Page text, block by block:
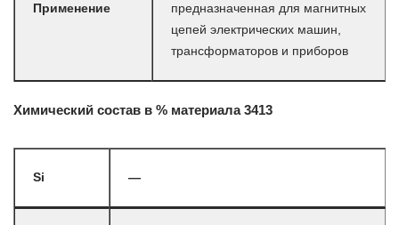
Применение
предназначенная для магнитных
цепей электрических машин,
трансформаторов и приборов
Химический состав в % материала 3413
Si —